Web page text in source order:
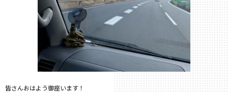
皆さんおはよう御座います！